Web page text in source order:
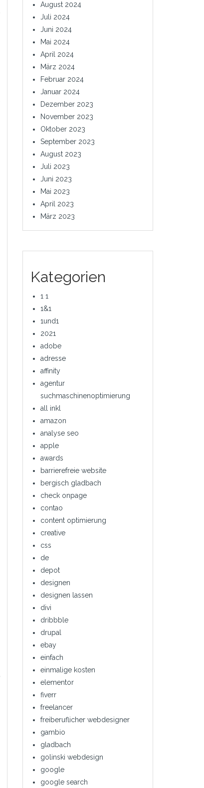
August 2024
Juli 2024
Juni 2024
Mai 2024
April 2024
März 2024
Februar 2024
Januar 2024
Dezember 2023
November 2023
Oktober 2023
September 2023
August 2023
Juli 2023
Juni 2023
Mai 2023
April 2023
März 2023
Kategorien
1 1
1&1
1und1
2021
adobe
adresse
affinity
agentur
suchmaschinenoptimierung
all inkl
amazon
analyse seo
apple
awards
barrierefreie website
bergisch gladbach
check onpage
contao
content optimierung
creative
css
de
depot
designen
designen lassen
divi
dribbble
drupal
ebay
einfach
einmalige kosten
elementor
fiverr
freelancer
freiberuflicher webdesigner
gambio
gladbach
golinski webdesign
google
google search